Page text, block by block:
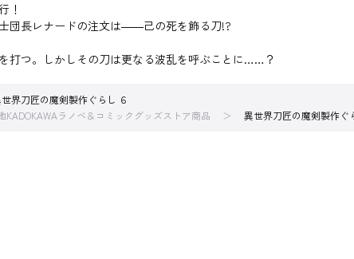
！
団長レナードの注文は――己の死を飾る刀!?
打つ。しかしその刀は更なる波乱を呼ぶことに……？
界刀匠の魔剣製作ぐらし ６
KADOKAWAラノベ＆コミックグッズストア商品 異世界刀匠の魔剣製作ぐ